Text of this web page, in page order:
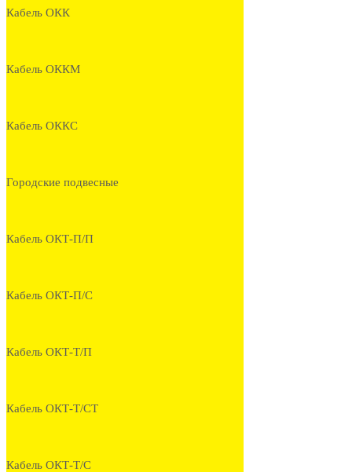
Кабель ОКК
Кабель ОККМ
Кабель ОККС
Городские подвесные
Кабель ОКТ-П/П
Кабель ОКТ-П/С
Кабель ОКТ-Т/П
Кабель ОКТ-Т/СТ
Кабель ОКТ-Т/С